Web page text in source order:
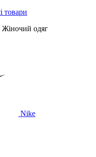
Жіночий одяг
Nike